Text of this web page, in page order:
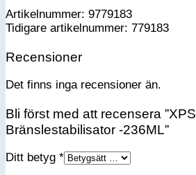
Artikelnummer: 9779183
Tidigare artikelnummer: 779183
Recensioner
Det finns inga recensioner än.
Bli först med att recensera ”XPS
Bränslestabilisator -236ML”
Ditt betyg *